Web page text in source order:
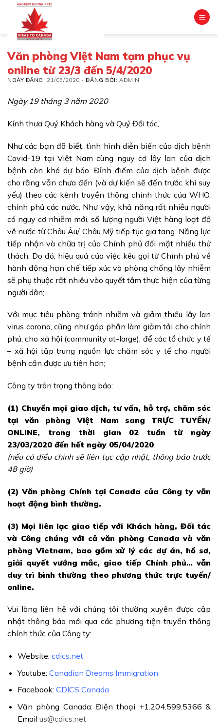
content
Văn phòng Việt Nam tạm phục vụ
online từ 23/3 đến 5/4/2020
NGÀY ĐĂNG: 21/03/2020 -ĐĂNG BỞI:ADMIN
Ngày 19 tháng 3 năm 2020
Kính thưa Quý Khách hàng và Quý Đối tác,
Như các bạn đã biết, tình hình diễn biến của dịch bệnh
Covid-19 tại Việt Nam cùng nguy cơ lây lan của dịch
bệnh còn khó dự báo. Đỉnh điểm của dịch bệnh được
cho rằng vẫn chưa đến (và dự kiến sẽ đến trước khi suy
yếu) theo các kênh truyền thông chính thức của WHO,
chính phủ các nước. Như vậy, khả năng rất nhiều người
có nguy cơ nhiễm mới, số lượng người Việt hàng loạt đổ
về nước từ Châu Âu/ Châu Mỹ tiếp tục gia tang. Năng lực
tiếp nhận và chữa trị của Chính phủ đối mặt nhiều thử
thách. Do đó, hiệu quả của việc kêu gọi từ Chính phủ về
hành động hạn chế tiếp xúc và phòng chống lây nhiễm
sẽ phụ thuộc rất nhiều vào quyết tâm thực hiện của từng
người dân;
Với mục tiêu phòng tránh nhiễm và giảm thiểu lây lan
virus corona, cũng như góp phần làm giảm tải cho chính
phủ, cho xã hội (community at-large), để các tổ chức y tế
– xã hội tập trung nguồn lực chăm sóc y tế cho người
bệnh cần được ưu tiên hơn;
Công ty trân trọng thông báo:
(1) Chuyển mọi giao dịch, tư vấn, hỗ trợ, chăm sóc
tại văn phòng Việt Nam sang TRỰC TUYẾN/
ONLINE, trong thời gian 02 tuần từ ngày
23/03/2020 đến hết ngày 05/04/2020
(nếu có diều chỉnh sẽ liên tục cập nhật, thông báo trước
48 giờ)
(2) Văn phòng Chính tại Canada của Công ty vẫn
hoạt động bình thường.
(3) Mọi liên lạc giao tiếp với Khách hàng, Đối tác
và Công chúng với cả văn phòng Canada và văn
phòng Vietnam, bao gồm xử lý các dự án, hồ sơ,
giải quyết vướng mắc, giao tiếp Chính phủ… vẫn
duy trì bình thường theo phương thức trực tuyến/
online.
Vui lòng liên hệ với chúng tôi thường xuyên được cập
nhật thông báo mới qua các phương tiện truyền thông
chính thức của Công ty:
Website: cdics.net
Youtube: Canadian Dreams Immigration
Facebook: CDICS Canada
Văn phòng Canada: Điện thoại +1.204.599.5366 &
Email us@cdics.net